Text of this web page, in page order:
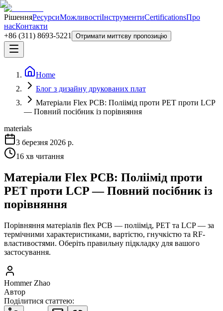
РішенняРесурсиМожливостіІнструментиCertificationsПро
насКонтакти
+86 (311) 8693-5221
Отримати миттєву пропозицію
Home
Блог з дизайну друкованих плат
Матеріали Flex PCB: Поліімід проти PET проти LCP
— Повний посібник із порівняння
materials
3 березня 2026 р.
16 хв читання
Матеріали Flex PCB: Поліімід проти
PET проти LCP — Повний посібник із
порівняння
Порівняння матеріалів flex PCB — поліімід, PET та LCP — за
термічними характеристиками, вартістю, гнучкістю та RF-
властивостями. Оберіть правильну підкладку для вашого
застосування.
Hommer Zhao
Автор
Поділитися статтею: